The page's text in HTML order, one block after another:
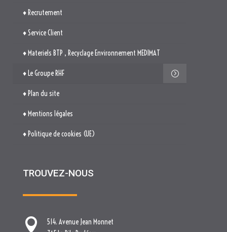
♦ Plan du site
♦ Mentions légales
♦ Politique de cookies (UE)
TROUVEZ-NOUS
514. Avenue Jean Monnet

 contact[at]nova-groupe.fr